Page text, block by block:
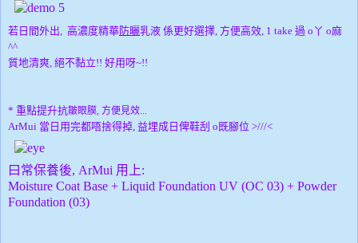
若日間外出, 高濃度精華防曬乳液 係更好選擇, 方便高效, 1 take 過 o丫 o麻
^^
質地清爽, 絕不黏立!! 好用呀~!!
* 重點提升抗皺眼膜, 方便見效...
ArMui 當日用完都唔捨得掉, 益埋成日俾鞋刮 o既腳位 >///<
曰常保養後, ArMui 用上:
Moisture Coat Base + Liquid Foundation UV (OC 03) + Powder
Foundation (03)